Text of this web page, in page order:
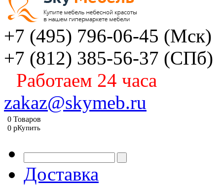
+7 (495) 796-06-45 (Мск)
+7 (812) 385-56-37 (СПб)
Работаем 24 часа
zakaz@skymeb.ru
0 Товаров
0 pКупить
Доставка